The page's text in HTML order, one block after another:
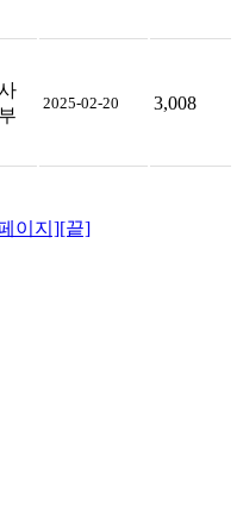
2025-02-20 3,008
이지][끝]